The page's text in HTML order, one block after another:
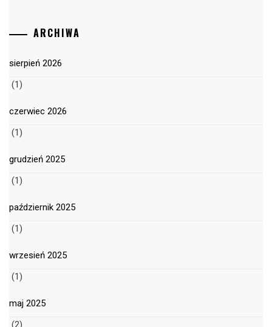
ARCHIWA
sierpień 2026
(1)
czerwiec 2026
(1)
grudzień 2025
(1)
październik 2025
(1)
wrzesień 2025
(1)
maj 2025